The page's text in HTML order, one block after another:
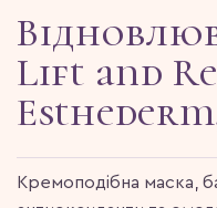
Lift and
Кремоподібна маска,